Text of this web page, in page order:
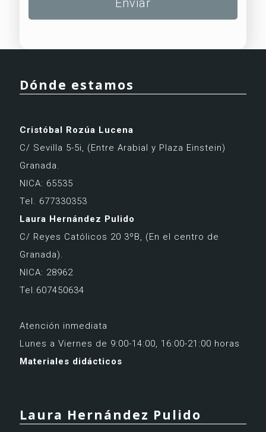
e
n
a
t
i
v
e
:
Dónde estamos
Cristóbal Rozúa Lucena
C/ Sevilla 5-5i, (Entre Arabial y Plaza Einstein)
Granada.
NICA: 65535
Tel. 677330353
Laura Hernández Pulido
C/ Reyes Católicos 20 3ºB, (En el centro de
Granada).
NICA: 28962
Tel.607450634
Atención inmediata
Lunes a Viernes de 9:00-14:00, 16:00-21:00 horas
Materiales didácticos
Laura Hernández Pulido